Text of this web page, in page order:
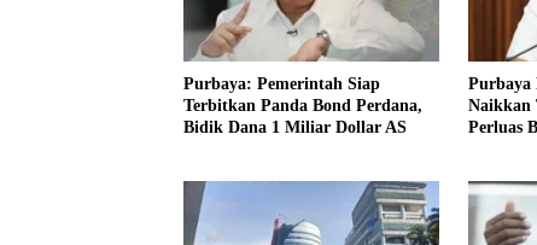
Purbaya: Pemerintah Siap
Terbitkan Panda Bond Perdana,
Bidik Dana 1 Miliar Dollar AS
Purbaya
Naikkan
Perluas